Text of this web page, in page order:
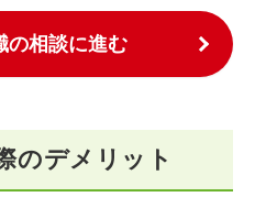
の相談に進む
のデメリット